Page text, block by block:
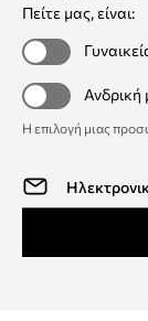
Πείτε μας, είναι:
Ανδρική
Η επιλογή μιας